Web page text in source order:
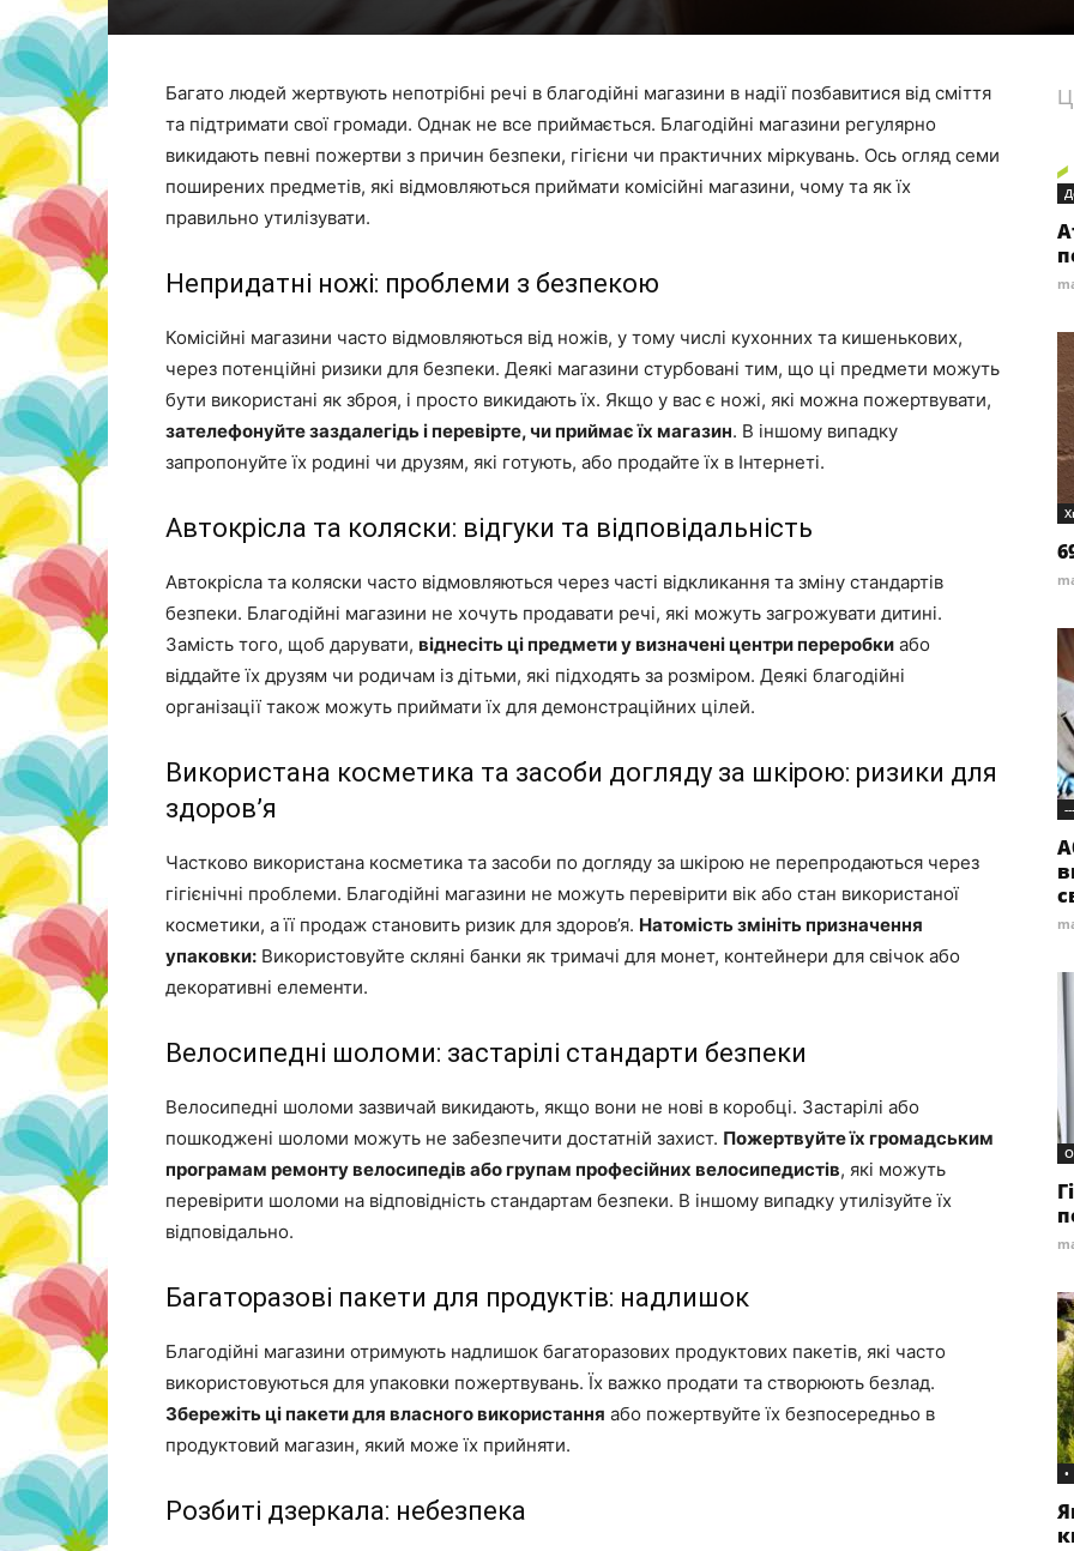
Багато людей жертвують непотрібні речі в благодійні магазини в надії позбавитися від сміття
та підтримати свої громади. Однак не все приймається. Благодійні магазини регулярно
викидають певні пожертви з причин безпеки, гігієни чи практичних міркувань. Ось огляд семи
поширених предметів, які відмовляються приймати комісійні магазини, чому та як їх
правильно утилізувати.
Непридатні ножі: проблеми з безпекою
Комісійні магазини часто відмовляються від ножів, у тому числі кухонних та кишенькових,
через потенційні ризики для безпеки. Деякі магазини стурбовані тим, що ці предмети можуть
бути використані як зброя, і просто викидають їх. Якщо у вас є ножі, які можна пожертвувати,
зателефонуйте заздалегідь і перевірте, чи приймає їх магазин. В іншому випадку
запропонуйте їх родині чи друзям, які готують, або продайте їх в Інтернеті.
Автокрісла та коляски: відгуки та відповідальність
Автокрісла та коляски часто відмовляються через часті відкликання та зміну стандартів
безпеки. Благодійні магазини не хочуть продавати речі, які можуть загрожувати дитині.
Замість того, щоб дарувати, віднесіть ці предмети у визначені центри переробки або
віддайте їх друзям чи родичам із дітьми, які підходять за розміром. Деякі благодійні
організації також можуть приймати їх для демонстраційних цілей.
Використана косметика та засоби догляду за шкірою: ризики для
здоров’я
Частково використана косметика та засоби по догляду за шкірою не перепродаються через
гігієнічні проблеми. Благодійні магазини не можуть перевірити вік або стан використаної
косметики, а її продаж становить ризик для здоров’я. Натомість змініть призначення
упаковки: Використовуйте скляні банки як тримачі для монет, контейнери для свічок або
декоративні елементи.
Велосипедні шоломи: застарілі стандарти безпеки
Велосипедні шоломи зазвичай викидають, якщо вони не нові в коробці. Застарілі або
пошкоджені шоломи можуть не забезпечити достатній захист. Пожертвуйте їх громадським
програмам ремонту велосипедів або групам професійних велосипедистів, які можуть
перевірити шоломи на відповідність стандартам безпеки. В іншому випадку утилізуйте їх
відповідально.
Багаторазові пакети для продуктів: надлишок
Благодійні магазини отримують надлишок багаторазових продуктових пакетів, які часто
використовуються для упаковки пожертвувань. Їх важко продати та створюють безлад.
Збережіть ці пакети для власного використання або пожертвуйте їх безпосередньо в
продуктовий магазин, який може їх прийняти.
Розбиті дзеркала: небезпека
---
•